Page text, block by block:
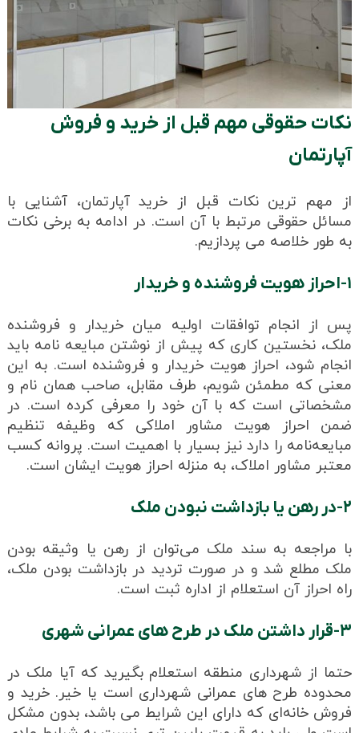
نکات حقوقی مهم قبل از خرید و فروش
آپارتمان
از مهم ترین نکات قبل از خرید آپارتمان، آشنایی با
مسائل حقوقی مرتبط با آن است. در ادامه به برخی نکات
به طور خلاصه می پردازیم.
۱-احراز هویت فروشنده و خریدار
پس از انجام توافقات اولیه میان خریدار و فروشنده‌
ملک، نخستین کاری که پیش از نوشتن مبایعه‌ نامه باید
انجام شود، احراز هویت خریدار و فروشنده است. به این
معنی که مطمئن شویم، طرف مقابل، صاحب همان نام و
مشخصاتی است که با آن خود را معرفی کرده است. در
ضمن احراز هویت مشاور املاکی که وظیفه تنظیم
مبایعه‌نامه را دارد نیز بسیار با اهمیت است. پروانه کسب
معتبر مشاور املاک، به‌ منزله‌ احراز هویت ایشان است.
۲-در رهن یا بازداشت نبودن ملک
با مراجعه به سند ملک می‌توان از رهن یا وثیقه بودن
ملک مطلع شد و در صورت تردید در بازداشت بودن ملک،
راه احراز آن استعلام از اداره ثبت است.
۳-قرار داشتن ملک در طرح های عمرانی شهری
حتما از شهرداری منطقه استعلام بگیرید که آیا ملک در
محدوده طرح های عمرانی شهرداری است یا خیر. خرید و
فروش خانه‌ای که دارای این شرایط می باشد، بدون مشکل